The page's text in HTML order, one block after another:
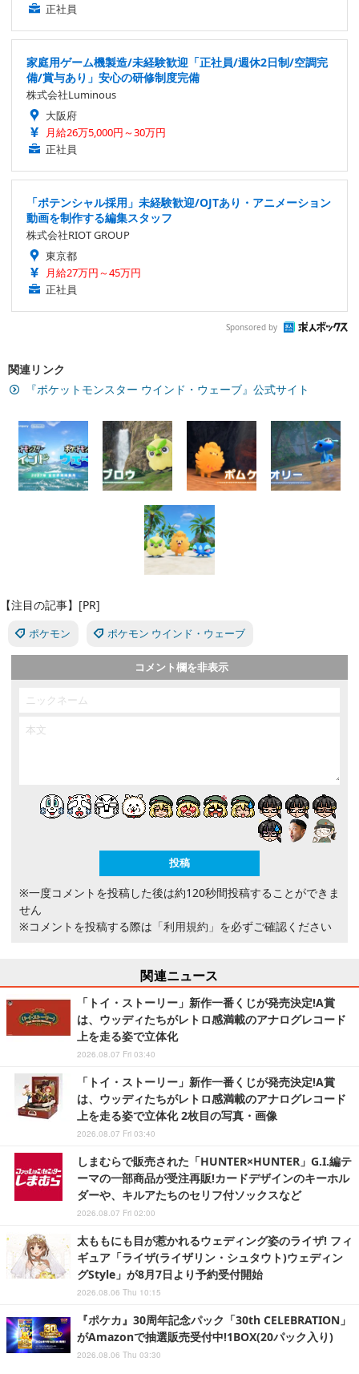
正社員
家庭用ゲーム機製造/未経験歓迎「正社員/週休2日制/空調完
備/賞与あり」安心の研修制度完備
株式会社Luminous
大阪府
月給26万5,000円～30万円
正社員
「ポテンシャル採用」未経験歓迎/OJTあり・アニメーション
動画を制作する編集スタッフ
株式会社RIOT GROUP
東京都
月給27万円～45万円
正社員
Sponsored by
関連リンク
『ポケットモンスター ウインド・ウェーブ』公式サイト
【注目の記事】[PR]
ポケモン ポケモン ウインド・ウェーブ
コメント欄を非表示
※一度コメントを投稿した後は約120秒間投稿することができま
せん
※コメントを投稿する際は 「利用規約」 を必ずご確認ください
関連ニュース
「トイ・ストーリー」新作一番くじが発売決定!A賞
は、ウッディたちがレトロ感満載のアナログレコード
上を走る姿で立体化
2026.08.07 Fri 03:40
「トイ・ストーリー」新作一番くじが発売決定!A賞
は、ウッディたちがレトロ感満載のアナログレコード
上を走る姿で立体化 2枚目の写真・画像
2026.08.07 Fri 03:40
しまむらで販売された「HUNTER×HUNTER」G.I.編テ
ーマの一部商品が受注再販!カードデザインのキーホル
ダーや、キルアたちのセリフ付ソックスなど
2026.08.07 Fri 02:00
太ももにも目が惹かれるウェディング姿のライザ! フィ
ギュア「ライザ(ライザリン・シュタウト)ウェディン
グStyle」が8月7日より予約受付開始
2026.08.06 Thu 10:15
『ポケカ』30周年記念パック「30th CELEBRATION」
がAmazonで抽選販売受付中!1BOX(20パック入り)
2026.08.06 Thu 03:30